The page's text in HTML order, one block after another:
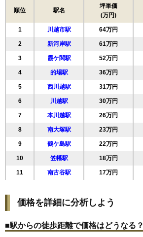
84万円
81万円
19 三久保町 80万円
20 旭町 79万円
21 新宿町 78万円
22 熊野町 77万円
23 小仙波町 76万円
24 清水町 75万円
25 三光町 73万円
26 稲荷町 71万円
27 野田町 69万円
28 大手町 69万円
29 砂新田 67万円
31 諏訪町 65万円
33 並木西町 64万円
順位 駅名
坪単価
(万円)
1 川越市駅 64万円
2 新河岸駅 61万円
3 霞ケ関駅 52万円
4 的場駅 36万円
5 西川越駅 31万円
6 川越駅 30万円
7 本川越駅 26万円
8 南大塚駅 23万円
9 鶴ケ島駅 22万円
10 笠幡駅 18万円
11 南古谷駅 17万円
価格を詳細に分析しよう
■駅からの徒歩距離で価格はどうなる？